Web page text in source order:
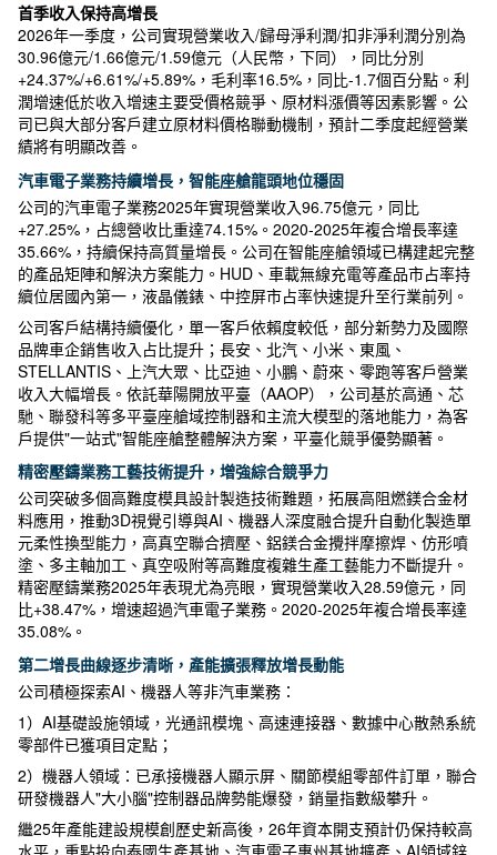
首季收入保持高增長
2026年一季度，公司實現營業收入/歸母淨利潤/扣非淨利潤分別為
30.96億元/1.66億元/1.59億元（人民幣，下同），同比分別
+24.37%/+6.61%/+5.89%，毛利率16.5%，同比-1.7個百分點。利
潤增速低於收入增速主要受價格競爭、原材料漲價等因素影響。公
司已與大部分客戶建立原材料價格聯動機制，預計二季度起經營業
績將有明顯改善。
汽車電子業務持續增長，智能座艙龍頭地位穩固
公司的汽車電子業務2025年實現營業收入96.75億元，同比
+27.25%，占總營收比重達74.15%。2020-2025年複合增長率達
35.66%，持續保持高質量增長。公司在智能座艙領域已構建起完整
的產品矩陣和解決方案能力。HUD、車載無線充電等產品市占率持
續位居國內第一，液晶儀錶、中控屏市占率快速提升至行業前列。
公司客戶結構持續優化，單一客戶依賴度較低，部分新勢力及國際
品牌車企銷售收入占比提升；長安、北汽、小米、東風、
STELLANTIS、上汽大眾、比亞迪、小鵬、蔚來、零跑等客戶營業
收入大幅增長。依託華陽開放平臺（AAOP），公司基於高通、芯
馳、聯發科等多平臺座艙域控制器和主流大模型的落地能力，為客
戶提供"一站式"智能座艙整體解決方案，平臺化競爭優勢顯著。
精密壓鑄業務工藝技術提升，增強綜合競爭力
公司突破多個高難度模具設計製造技術難題，拓展高阻燃鎂合金材
料應用，推動3D視覺引導與AI、機器人深度融合提升自動化製造單
元柔性換型能力，高真空聯合擠壓、鋁鎂合金攪拌摩擦焊、仿形噴
塗、多主軸加工、真空吸附等高難度複雜生產工藝能力不斷提升。
精密壓鑄業務2025年表現尤為亮眼，實現營業收入28.59億元，同
比+38.47%，增速超過汽車電子業務。2020-2025年複合增長率達
35.08%。
第二增長曲線逐步清晰，產能擴張釋放增長動能
公司積極探索AI、機器人等非汽車業務：
1）AI基礎設施領域，光通訊模塊、高速連接器、數據中心散熱系統
零部件已獲項目定點；
2）機器人領域：已承接機器人顯示屏、關節模組零部件訂單，聯合
研發機器人"大小腦"控制器品牌勢能爆發，銷量指數級攀升。
繼25年產能建設規模創歷史新高後，26年資本開支預計仍保持較高
水平，重點投向泰國生產基地、汽車電子惠州基地擴產、AI領域鋅